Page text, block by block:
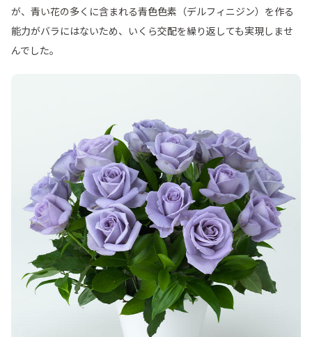
が、青い花の多くに含まれる青色色素（デルフィニジン）を作る
能力がバラにはないため、いくら交配を繰り返しても実現しませ
んでした。